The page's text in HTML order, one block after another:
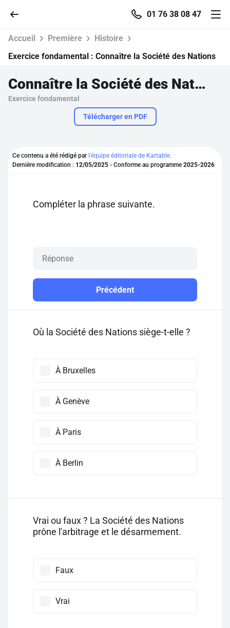
01 76 38 08 47
Accueil
Se connecter
S'inscrire gratuitement
Accueil Première
Histoire
Exercice fondamental : Connaître la Société des Nations
Connaître la Société des Nations
Exercice fondamental
Télécharger en PDF
Ce contenu a été rédigé par l'équipe éditoriale de Kartable.
Dernière modification : 12/05/2025 - Conforme au programme 2025-2026
Compléter la phrase suivante.
Précédent
Où la Société des Nations siège-t-elle ?
À Bruxelles
À Genève
À Paris
À Berlin
Vrai ou faux ? La Société des Nations
prône l'arbitrage et le désarmement.
Faux
Vrai